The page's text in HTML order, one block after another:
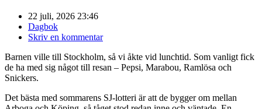
22 juli, 2026 23:46
Dagbok
Skriv en kommentar
Barnen ville till Stockholm, så vi åkte vid lunchtid. Som vanligt fick
de ha med sig något till resan – Pepsi, Marabou, Ramlösa och
Snickers.
Det bästa med sommarens SJ-lotteri är att de bygger om mellan